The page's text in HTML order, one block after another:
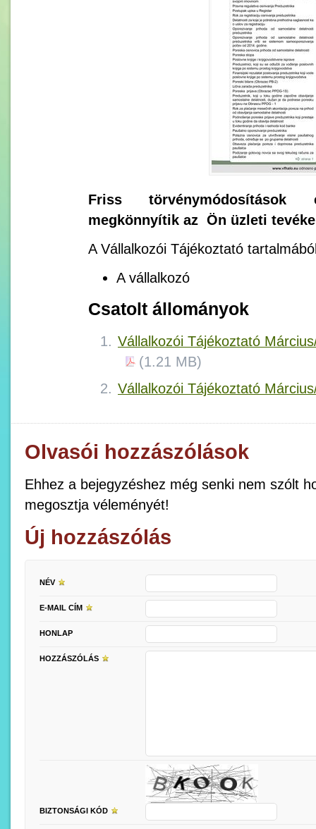
Friss
megkönnyítik az Ön üzleti
A Vállalkozói Tájékoztató
A vállalkozó
Csatolt állományok
Vállalkozói Tájékoztató
(1.21 MB)
Vállalkozói Tájékoztató
Olvasói hozzászólások
Ehhez a bejegyzéshez még senki nem szólt
megosztja véleményét!
Új hozzászólás
NÉV
E-MAIL CÍM
HONLAP
HOZZÁSZÓLÁS
BIZTONSÁGI KÓD